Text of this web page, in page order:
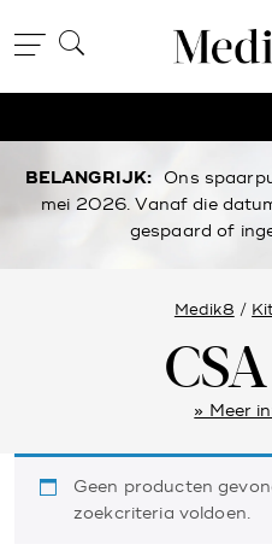
BELANGRIJK:
Ons
mei 2026. Vanaf die
gespaard of
Medik8 /
» Meer
Geen producten
zoekcriteria voldoen.